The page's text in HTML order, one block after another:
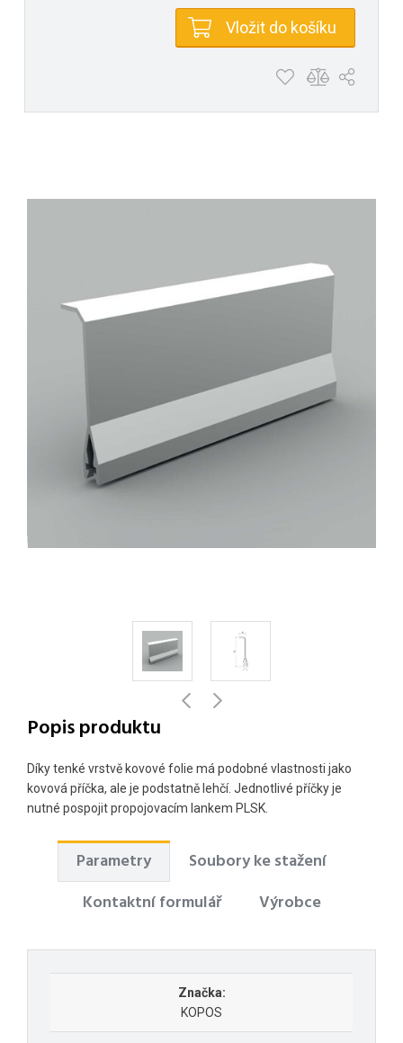
Vložit do košíku
Popis produktu
Díky tenké vrstvě kovové folie má podobné vlastnosti jako
kovová příčka, ale je podstatně lehčí. Jednotlivé příčky je
nutné pospojit propojovacím lankem PLSK.
Parametry
Soubory ke stažení
Kontaktní formulář
Výrobce
Značka:
KOPOS